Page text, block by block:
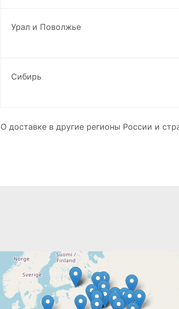
Урал и Поволжье
Сибирь
О доставке в другие регионы России и